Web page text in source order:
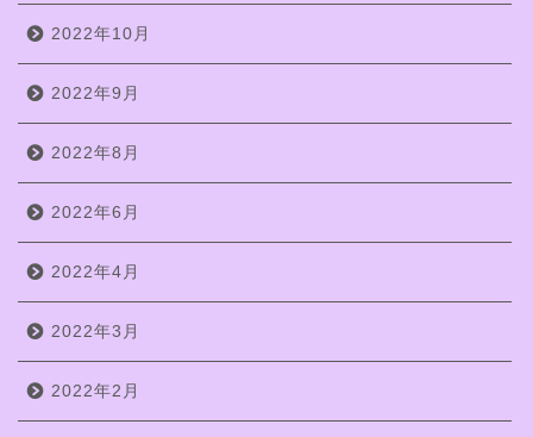
2022年10月
2022年9月
2022年8月
2022年6月
2022年4月
2022年3月
2022年2月